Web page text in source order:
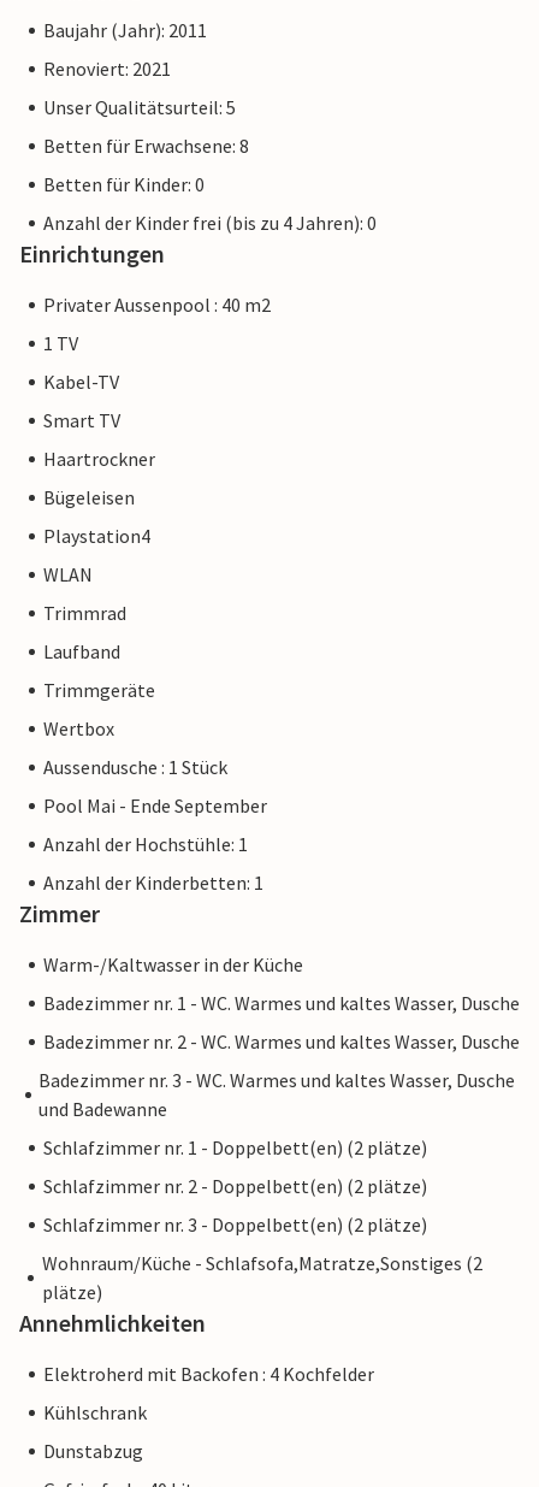
Baujahr (Jahr): 2011
Renoviert: 2021
Unser Qualitätsurteil: 5
Betten für Erwachsene: 8
Betten für Kinder: 0
Anzahl der Kinder frei (bis zu 4 Jahren): 0
Einrichtungen
Privater Aussenpool : 40 m2
1 TV
Kabel-TV
Smart TV
Haartrockner
Bügeleisen
Playstation4
WLAN
Trimmrad
Laufband
Trimmgeräte
Wertbox
Aussendusche : 1 Stück
Pool Mai - Ende September
Anzahl der Hochstühle: 1
Anzahl der Kinderbetten: 1
Zimmer
Warm-/Kaltwasser in der Küche
Badezimmer nr. 1 - WC. Warmes und kaltes Wasser, Dusche
Badezimmer nr. 2 - WC. Warmes und kaltes Wasser, Dusche
Badezimmer nr. 3 - WC. Warmes und kaltes Wasser, Dusche
und Badewanne
Schlafzimmer nr. 1 - Doppelbett(en) (2 plätze)
Schlafzimmer nr. 2 - Doppelbett(en) (2 plätze)
Schlafzimmer nr. 3 - Doppelbett(en) (2 plätze)
Wohnraum/Küche - Schlafsofa,Matratze,Sonstiges (2
plätze)
Annehmlichkeiten
Elektroherd mit Backofen : 4 Kochfelder
Kühlschrank
Dunstabzug